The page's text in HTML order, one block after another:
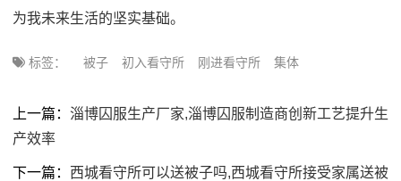
为我未来生活的坚实基础。
标签： 被子 初入看守所 刚进看守所 集体
上一篇： 淄博囚服生产厂家,淄博囚服制造商创新工艺提升生
产效率
下一篇： 西城看守所可以送被子吗,西城看守所接受家属送被